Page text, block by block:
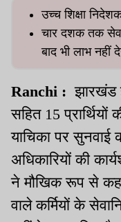
उच्च शिक्षा
चार दशक तक
बाद भी लाभ नहीं
Ranchi : झारखंड
सहित 15
याचिका पर
अधिकारियों की
ने मौखिक रूप से
वाले कर्मियों के